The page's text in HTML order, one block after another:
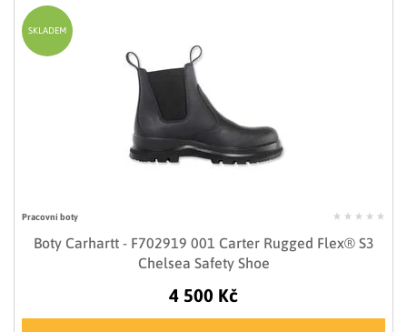
Pracovní boty
Boty Carhartt - F702919 001 Carter Rugged Flex® S3
Chelsea Safety Shoe
4 500 Kč
SKLADEM